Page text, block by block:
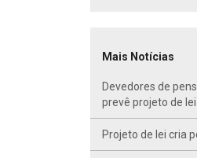
Mais Notícias
Devedores de
prevê projeto de lei
Projeto de lei cria